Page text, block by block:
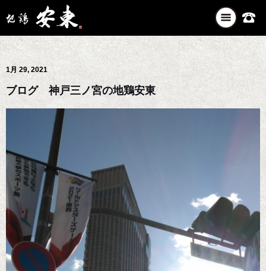
ナ
ビ
ゲ
シ
を
1月 29, 2021
ブログ 神戸三ノ宮の地鶏安東